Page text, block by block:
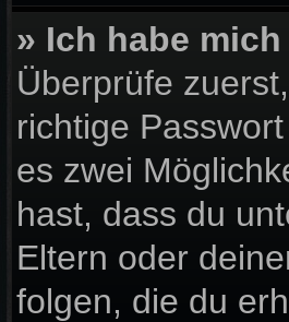
» Ich habe
Überprüfe
richtige
es zwei
hast, dass du
Eltern oder
folgen, die du